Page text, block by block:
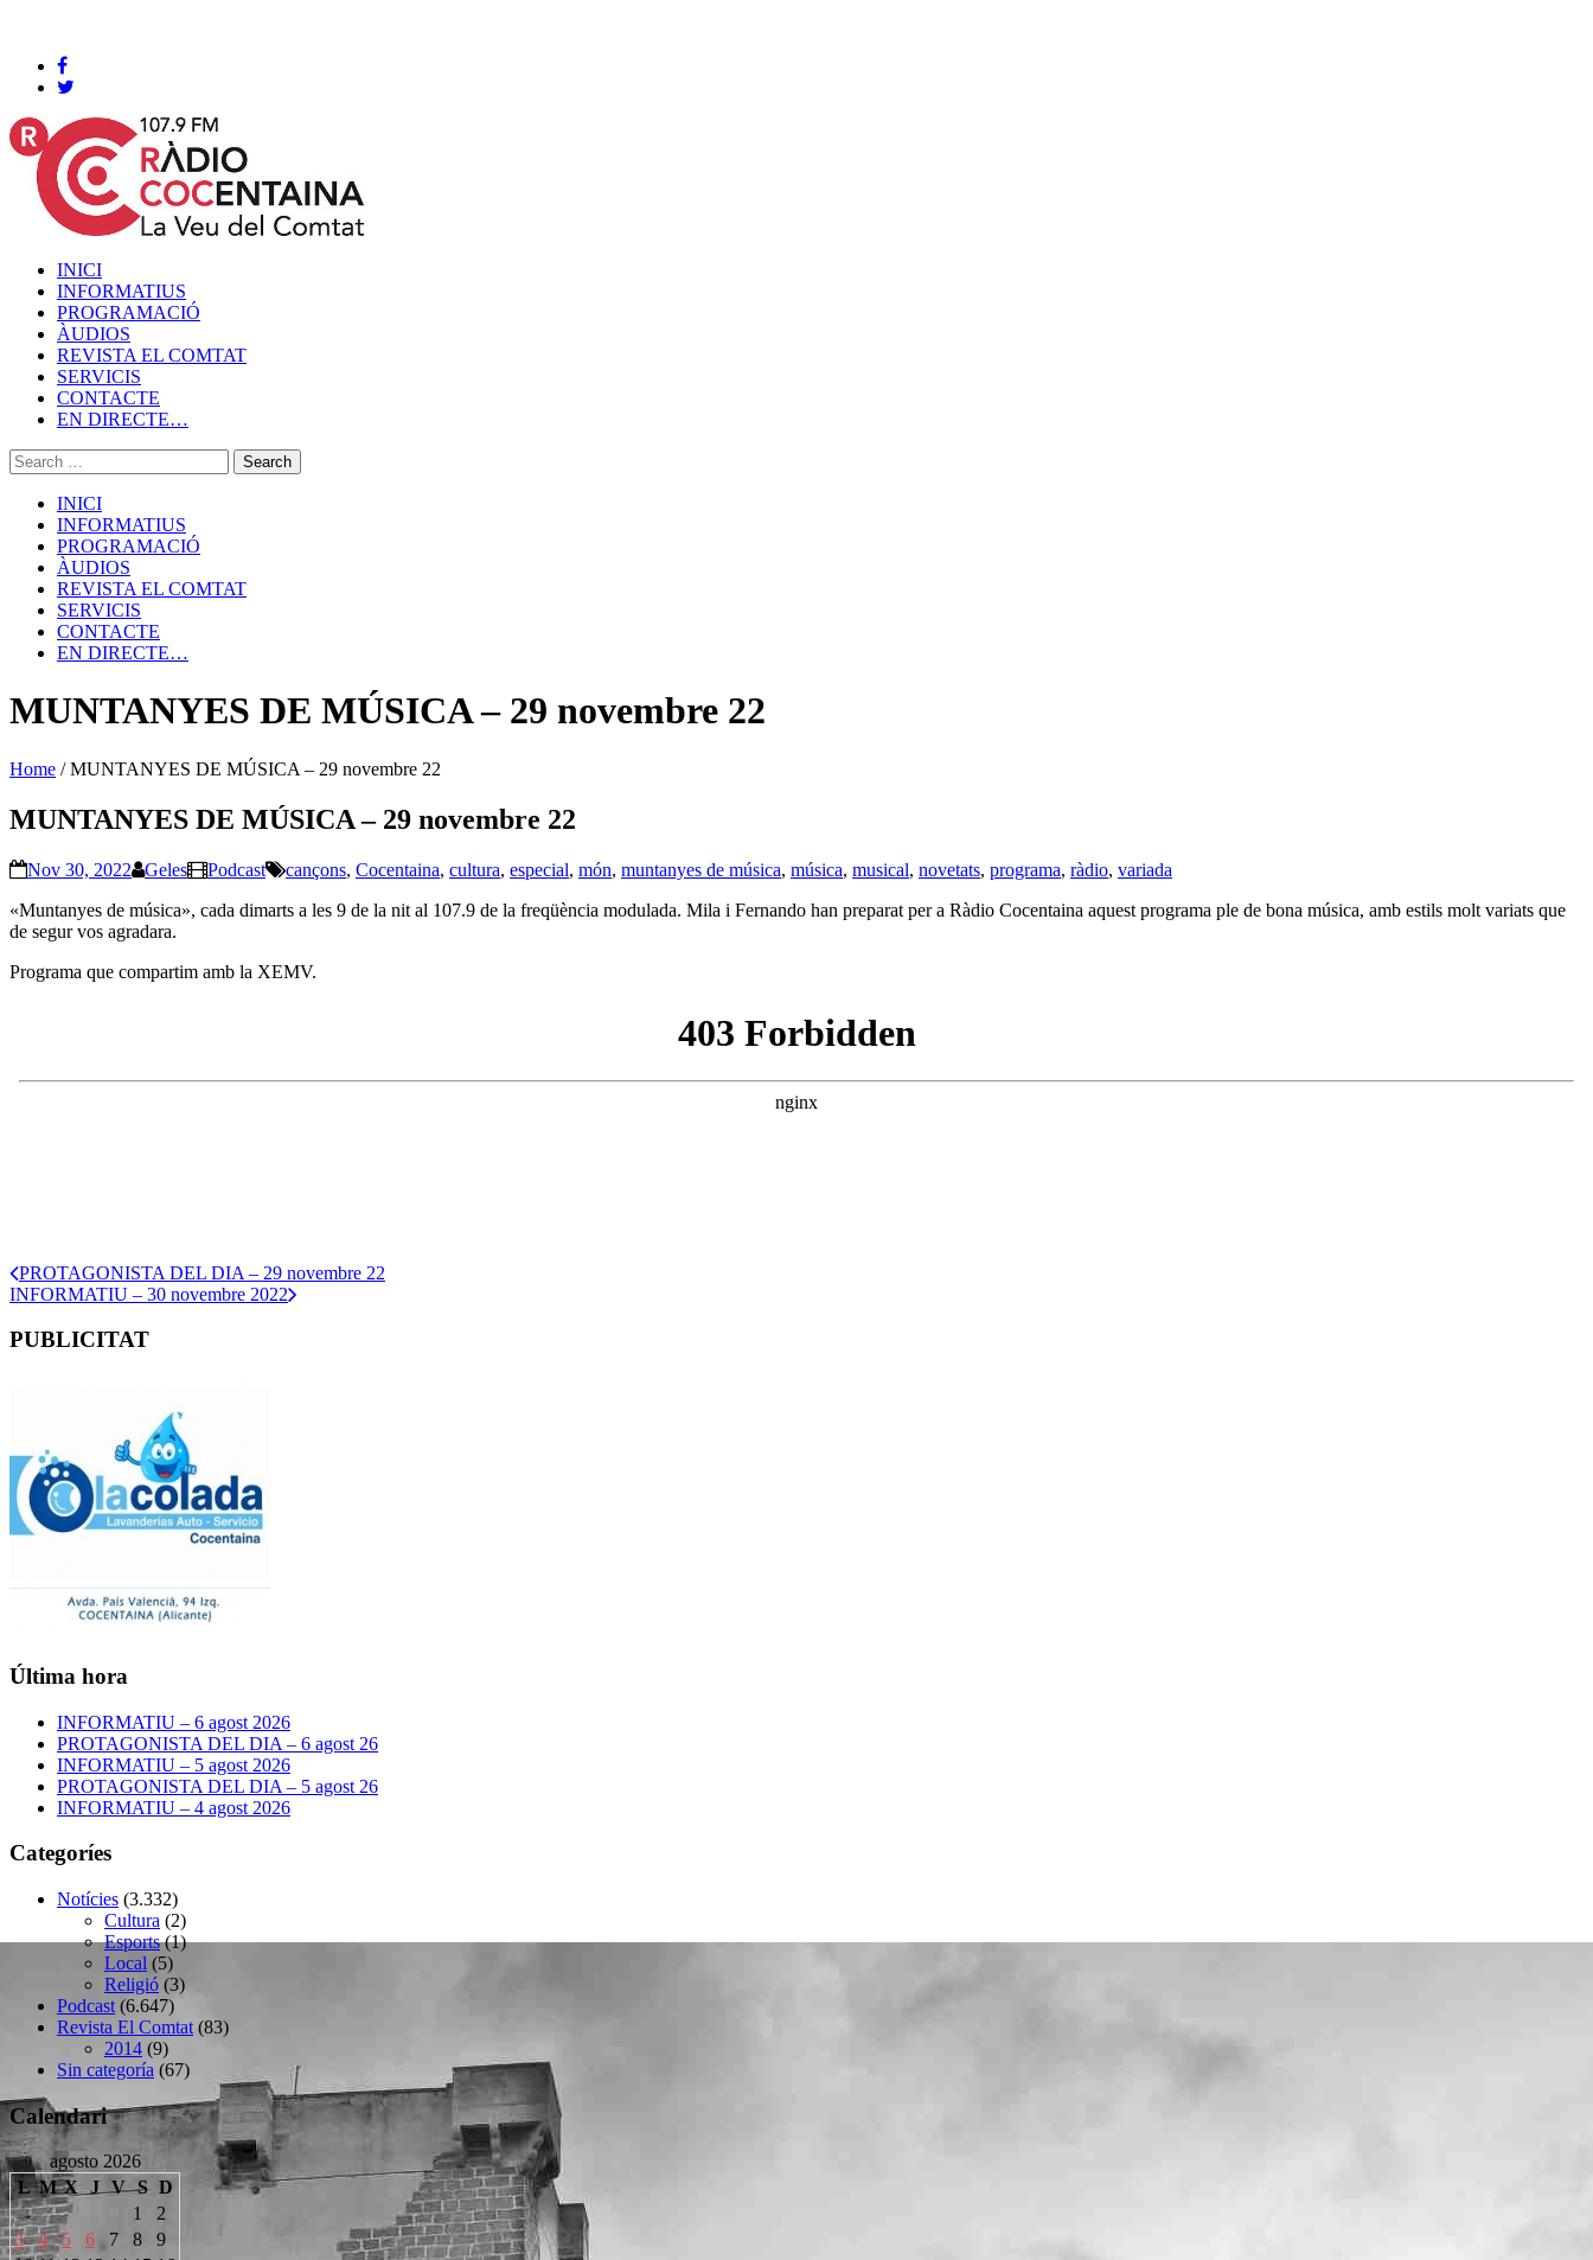
INICI
INFORMATIUS
PROGRAMACIÓ
ÀUDIOS
REVISTA EL COMTAT
SERVICIS
CONTACTE
EN DIRECTE…
INICI
INFORMATIUS
PROGRAMACIÓ
ÀUDIOS
REVISTA EL COMTAT
SERVICIS
CONTACTE
EN DIRECTE…
MUNTANYES DE MÚSICA – 29 novembre 22
Home /MUNTANYES DE MÚSICA – 29 novembre 22
MUNTANYES DE MÚSICA – 29 novembre 22
Nov 30, 2022 Geles Podcast cançons, Cocentaina, cultura, especial, món, muntanyes de música, música, musical, novetats, programa, ràdio, variada
«Muntanyes de música», cada dimarts a les 9 de la nit al 107.9 de la freqüència modulada. Mila i Fernando han preparat per a Ràdio Cocentaina aquest programa ple de bona música, amb estils molt variats que
de segur vos agradara.
Programa que compartim amb la XEMV.
PROTAGONISTA DEL DIA – 29 novembre 22
INFORMATIU – 30 novembre 2022
PUBLICITAT
Última hora
INFORMATIU – 6 agost 2026
PROTAGONISTA DEL DIA – 6 agost 26
INFORMATIU – 5 agost 2026
PROTAGONISTA DEL DIA – 5 agost 26
INFORMATIU – 4 agost 2026
Categoríes
Notícies (3.332)
Cultura (2)
Esports(1)
Local (5)
Religió (3)
Podcast (6.647)
Revista El Comtat (83)
2014 (9)
Sin categoría (67)
Calendari
agosto 2026
L M X J V S D
1
2
3
4 5 6 7 8
9